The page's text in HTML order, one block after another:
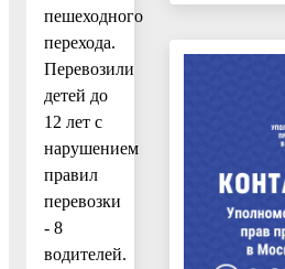
пешеходного
перехода.
Перевозили
детей до
12 лет с
нарушением
правил
перевозки
- 8
водителей.